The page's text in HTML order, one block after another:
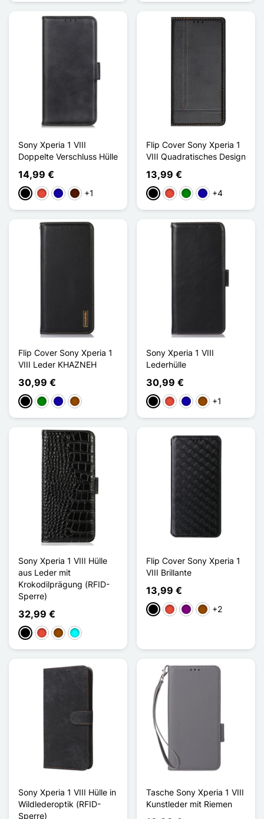
Sony Xperia 1 VIII
Doppelte Verschluss Hülle
14,99 €
Schwarz
Rot Dunkelblau
Dunkelbraun
+1
Flip Cover Sony Xperia 1
VIII Quadratisches Design
13,99 €
Schwarz
Rot GrünDunkelblau
+4
Flip Cover Sony Xperia 1
VIII Leder KHAZNEH
30,99 €
Schwarz
GrünDunkelblau
Braun
Sony Xperia 1 VIII
Lederhülle
30,99 €
Schwarz
Rot Dunkelblau
Braun
+1
Sony Xperia 1 VIII Hülle
aus Leder mit
Krokodilprägung (RFID-
Sperre)
32,99 €
Schwarz
Rot BraunCyan
Flip Cover Sony Xperia 1
VIII Brillante
13,99 €
Schwarz
Rot ViolettBraun
+2
Sony Xperia 1 VIII Hülle in
Wildlederoptik (RFID-
Sperre)
Tasche Sony Xperia 1 VIII
Kunstleder mit Riemen